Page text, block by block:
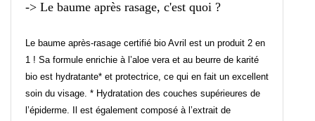
-> Le baume après rasage, c'est quoi ?
Le baume après-rasage certifié bio Avril est un produit 2 en
1 ! Sa formule enrichie à l’aloe vera et au beurre de karité
bio est hydratante* et protectrice, ce qui en fait un excellent
soin du visage. * Hydratation des couches supérieures de
l’épiderme. Il est également composé à l’extrait de